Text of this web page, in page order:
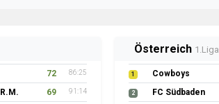
72 86:25
69 91:14
Österreich 1.Liga
1 Cowboys
2 FC Südbaden